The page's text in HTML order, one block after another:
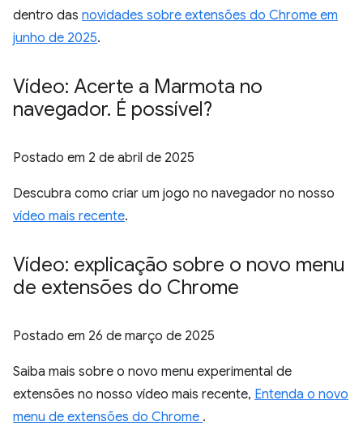
dentro das novidades sobre extensões do Chrome em
junho de 2025.
Vídeo: Acerte a Marmota no
navegador. É possível?
Postado em 2 de abril de 2025
Descubra como criar um jogo no navegador no nosso
vídeo mais recente.
Vídeo: explicação sobre o novo menu
de extensões do Chrome
Postado em 26 de março de 2025
Saiba mais sobre o novo menu experimental de
extensões no nosso vídeo mais recente, Entenda o novo
menu de extensões do Chrome .